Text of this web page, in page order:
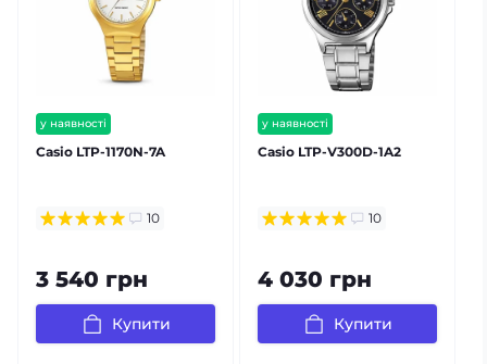
у наявності
безкоштовна доставка
Casio LTP-1170N-7A
10
3 540 грн
Купити
у наявності
безкоштовна доставка
Casio LTP-V300D-1A2
10
4 030 грн
Купити